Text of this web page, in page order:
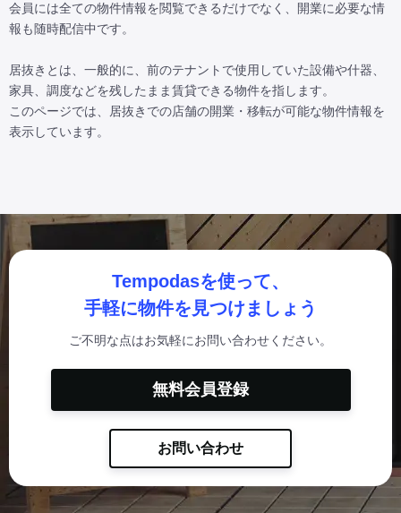
会員には全ての物件情報を閲覧できるだけでなく、開業に必要な情
報も随時配信中です。
居抜きとは、一般的に、前のテナントで使用していた設備や什器、
家具、調度などを残したまま賃貸できる物件を指します。
このページでは、居抜きでの店舗の開業・移転が可能な物件情報を
表示しています。
Tempodasを使って、
手軽に物件を見つけましょう
ご不明な点はお気軽にお問い合わせください。
無料会員登録
お問い合わせ